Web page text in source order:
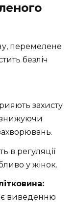
перемелене
безліч
захисту
в регуляції
у жінок.
виведенню